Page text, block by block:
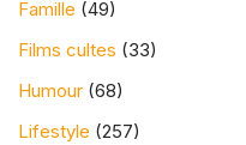
Famille (49)
Films cultes (33)
Humour (68)
Lifestyle (257)